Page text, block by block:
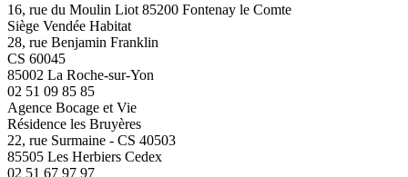
16, rue du Moulin Liot 85200 Fontenay le Comte
Siège Vendée Habitat
28, rue Benjamin Franklin
CS 60045
85002 La Roche-sur-Yon
02 51 09 85 85
Agence Bocage et Vie
Résidence les Bruyères
22, rue Surmaine - CS 40503
85505 Les Herbiers Cedex
02 51 67 97 97